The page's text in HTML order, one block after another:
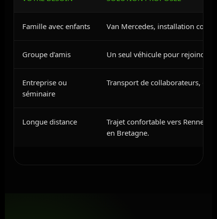
Famille avec enfants Van Mercedes, installation
Groupe d’amis Un seul véhicule pour rejoindre
Entreprise ou
séminaire
Transport de collaborateurs,
Longue distance
Trajet confortable vers Rennes,
en Bretagne.